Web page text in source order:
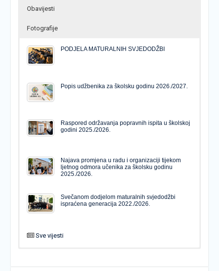
Obavijesti
Fotografije
PODJELA MATURALNIH SVJEDODŽBI
Popis udžbenika za školsku godinu 2026./2027.
Raspored održavanja popravnih ispita u školskoj
godini 2025./2026.
Najava promjena u radu i organizaciji tijekom
ljetnog odmora učenika za školsku godinu
2025./2026.
Svečanom dodjelom maturalnih svjedodžbi
ispraćena generacija 2022./2026.
Sve vijesti